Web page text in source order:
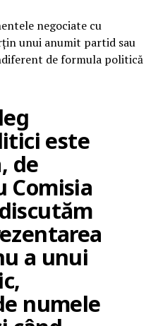
negociate cu
unui anumit partid sau
de formula politică
este
de
Comisia
a unui
numele